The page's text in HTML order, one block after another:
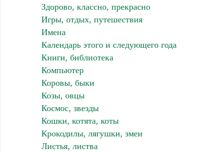
Здорово, классно, прекрасно
Игры, отдых, путешествия
Имена
Календарь этого и следующего года
Книги, библиотека
Компьютер
Коровы, быки
Козы, овцы
Космос, звезды
Кошки, котята, коты
Крокодилы, лягушки, змеи
Листья, листва